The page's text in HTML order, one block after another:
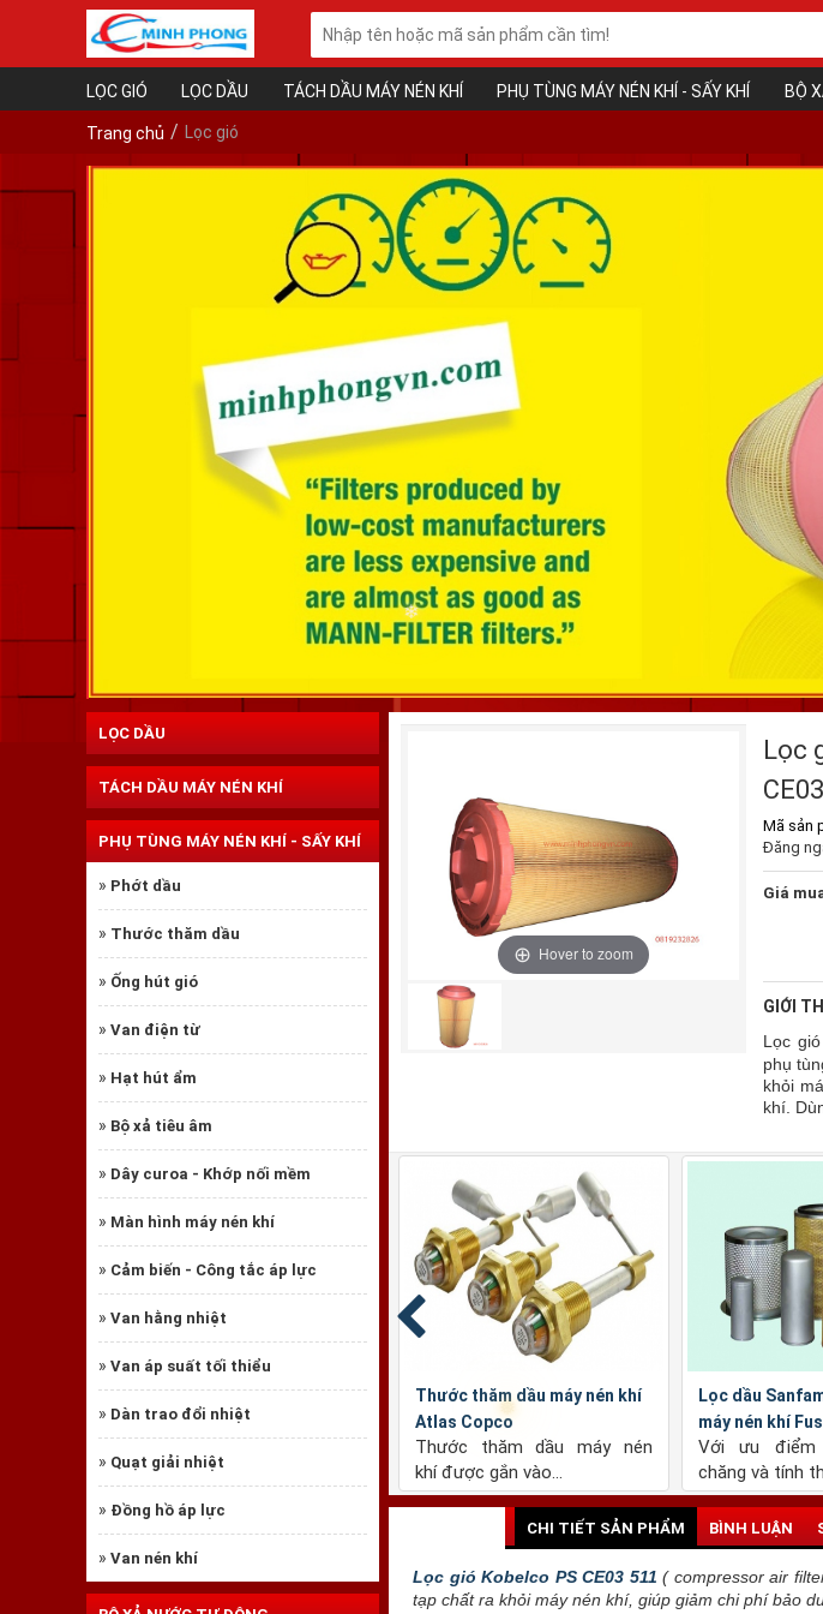
LỌC GIÓ LỌC DẦU TÁCH DẦU MÁY NÉN KHÍ PHỤ TÙNG MÁY NÉN KHÍ - SẤY KHÍ BỘ
Trang chủ Lọc gió
LỌC DẦU
TÁCH DẦU MÁY NÉN KHÍ
PHỤ TÙNG MÁY NÉN KHÍ - SẤY KHÍ
» Phớt dầu
» Thước thăm dầu
» Ống hút gió
» Van điện từ
» Hạt hút ẩm
» Bộ xả tiêu âm
» Dây curoa - Khớp nối mềm
» Màn hình máy nén khí
» Cảm biến - Công tắc áp lực
» Van hằng nhiệt
» Van áp suất tối thiểu
» Dàn trao đổi nhiệt
» Quạt giải nhiệt
» Đồng hồ áp lực
» Van nén khí
Hover to zoom
Lọc
Mã sản
Đăng
Giá
GIỚI
Lọc
phụ
khỏi
khí.
Lọc dầu Sakura HC5502
kính thân: 136mm, đường...
Lọc dầu Sakura C6205
Chiều cao: 120mm, đường
kính thân: 76mm, đường...
Lọc dầu
Chiều
kính thân:
CHI TIẾT SẢN PHẨM BÌNH LUẬN
Lọc gió Kobelco PS CE03 511 ( compressor air
tạp chất ra khỏi máy nén khí, giúp giảm chi phí bảo